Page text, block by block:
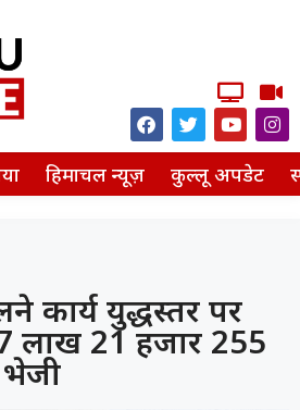
हिमाचल न्यूज़ कुल्लू अपडेट
कार्य युद्धस्तर पर
लाख 21 हजार 255